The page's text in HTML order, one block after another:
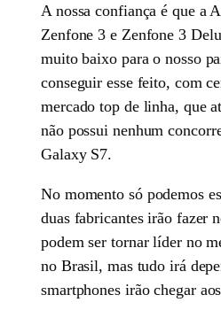
A nossa confiança é que a
Zenfone 3 e Zenfone 3
muito baixo para o nosso
conseguir esse feito, com
mercado top de linha, que
não possui nenhum
Galaxy S7.
No momento só podemos
duas fabricantes irão fazer
podem ser tornar líder no
no Brasil, mas tudo irá
smartphones irão chegar